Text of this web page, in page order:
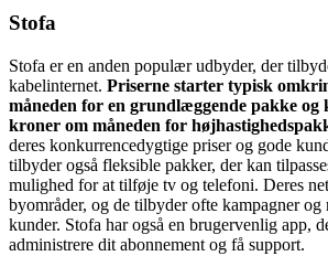
Stofa
Stofa er en anden populær udbyder, der
kabelinternet. Priserne starter typisk
måneden for en grundlæggende pakke og
kroner om måneden for
deres konkurrencedygtige priser og gode
tilbyder også fleksible pakker, der kan
mulighed for at tilføje tv og telefoni. Deres
byområder, og de tilbyder ofte kampagner og
kunder. Stofa har også en brugervenlig app,
administrere dit abonnement og få support.